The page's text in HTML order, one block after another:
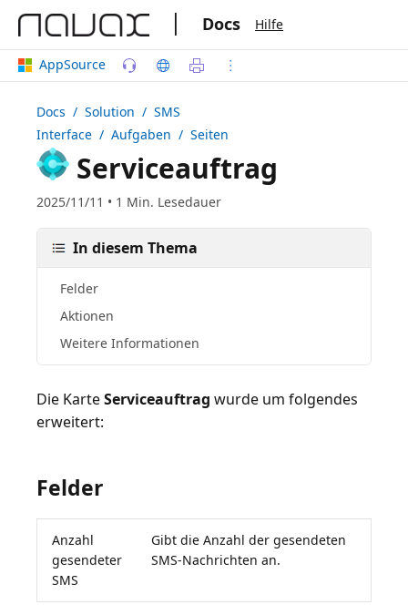
| Docs Hilfe
AppSource
Docs / Solution / SMS
Interface / Aufgaben / Seiten
Serviceauftrag
2025/11/11 • 1 Min. Lesedauer
In diesem Thema
Felder
Aktionen
Weitere Informationen
Die KarteServiceauftrag wurde um folgendes
erweitert:
Felder
Anzahl
gesendeter
SMS
Gibt die Anzahl der gesendeten
SMS-Nachrichten an.